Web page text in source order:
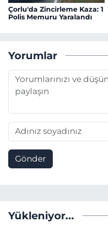
Çorlu'da Zincirleme Kaza: 1
Polis Memuru Yaralandı
Yorumlar
Gönder
Yükleniyor...